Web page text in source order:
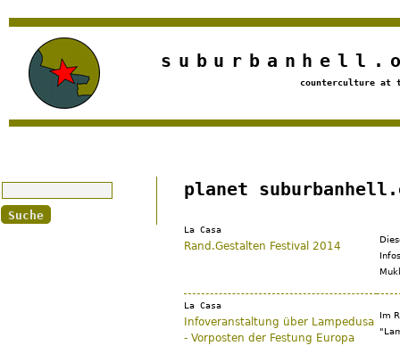
Jump to navigation
counterculture at
planet
La Casa
Rand.Gestalten Festival 2014
La Casa
Infoveranstaltung über Lampedusa
- Vorposten der Festung Europa
Im
Suche